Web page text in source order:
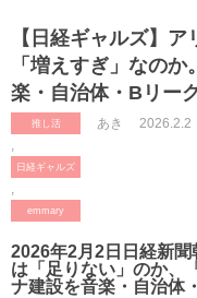
【日経ギャルズ】ア
「増えすぎ」なの
楽・自治体・Bリー
推し活
,
日経ギャルズ
,
emmary
あき 2026.2.2
2026年2月2日日経新聞
は「足りない」のか、
ナ建設を音楽・自治体